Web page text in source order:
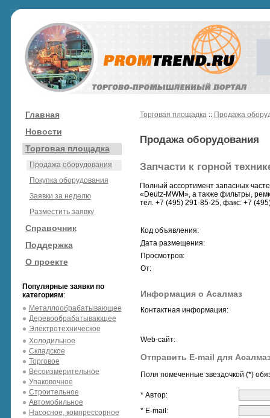
Главная
Новости
Торговая площадка
Продажа оборудования
Покупка оборудования
Заявки за неделю
Разместить заявку
Справочник
Поддержка
О проекте
Популярные заявки по
категориям:
Металлообрабатывающее
Деревообрабатывающее
Электротехническое
Холодильное
Складское
Торговое
Весоизмерительное
Упаковочное
Строительное
Автомобильное
Насосное, компрессорное
Торговая площадка:: Продажа
Продажа оборудования
Запчасти к горной
Полный ассортимент запасных
«Deutz-MWM», а также фильтры,
тел. +7 (495) 291-85-25, факс: +7
Код объявления:
Дата размещения:
Просмотров:
От:
Информация о Асалмаз
Контактная информация:
Web-сайт:
Отправить E-mail для
Поля помеченные звездочкой (*)
* Автор:
* E-mail: